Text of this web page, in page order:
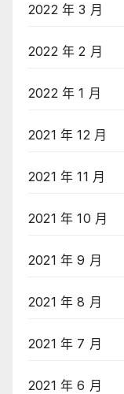
2022 年 3 月
2022 年 2 月
2022 年 1 月
2021 年 12 月
2021 年 11 月
2021 年 10 月
2021 年 9 月
2021 年 8 月
2021 年 7 月
2021 年 6 月